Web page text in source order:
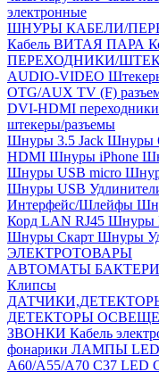
электронные
ШНУРЫ КАБЕЛИ/
Кабель ВИТАЯ ПАРА
ПЕРЕХОДНИКИ/
AUDIO-VIDEO
OTG/AUX TV (F)
DVI-HDMI переходники
штекеры/разъемы
Шнуры 3.5 Jack Шнуры
HDMI Шнуры iPhone
Шнуры USB micro
Шнуры USB
Интерфейс/Шлейфы
Корд LAN RJ45 Шнуры
Шнуры Скарт Шнуры
ЭЛЕКТРОТОВАРЫ
АВТОМАТЫ
Клипсы
ДЕТЕКТОРЫ
ЗВОНКИ Кабель
фонарики ЛАМПЫ LED
A60/A55/A70 C37 LED